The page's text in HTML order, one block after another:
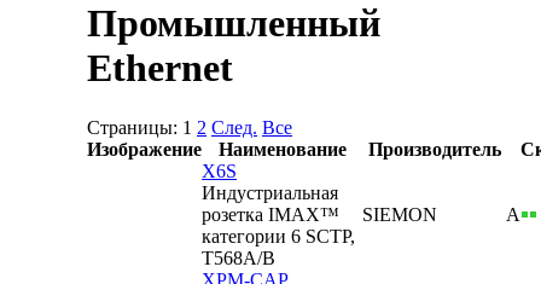
Промышленный
Ethernet
Страницы: 1 2 След. Все
Изображение
Наименование Производитель
X6S
Индустриальная
розетка IMAX™
категории 6 SCTP,
T568A/B
SIEMON А
XPM-CAP